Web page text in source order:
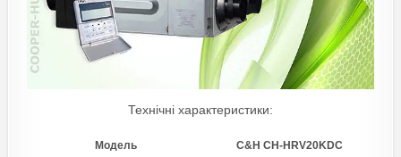
Технічні характеристики:
Модель C&H CH-HRV20KDC